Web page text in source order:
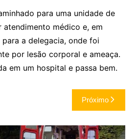
para uma unidade de
atendimento médico e, em
a delegacia, onde foi
por lesão corporal e ameaça.
em um hospital e passa bem.
Próximo